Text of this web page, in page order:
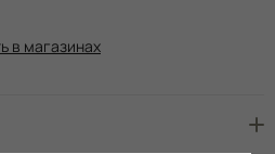
в магазинах